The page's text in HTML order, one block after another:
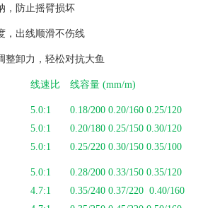
，防止摇臂损坏
，出线顺滑不伤线
整卸力，轻松对抗大鱼
线速比 线容量 (mm/m)
5.0:1
0.18/200 0.20/160 0.25/120
5.0:1
0.20/180 0.25/150 0.30/120
5.0:1 0.25/220 0.30/150 0.35/100
5.0:1
0.28/200 0.33/150 0.35/120
4.7:1
0.35/240 0.37/220 0.40/160